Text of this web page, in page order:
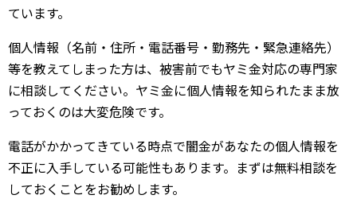
ています。
個人情報（名前・住所・電話番号・勤務先・緊急連絡先）
等を教えてしまった方は、被害前でもヤミ金対応の専門家
に相談してください。ヤミ金に個人情報を知られたまま放
っておくのは大変危険です。
電話がかかってきている時点で闇金があなたの個人情報を
不正に入手している可能性もあります。まずは無料相談を
しておくことをお勧めします。